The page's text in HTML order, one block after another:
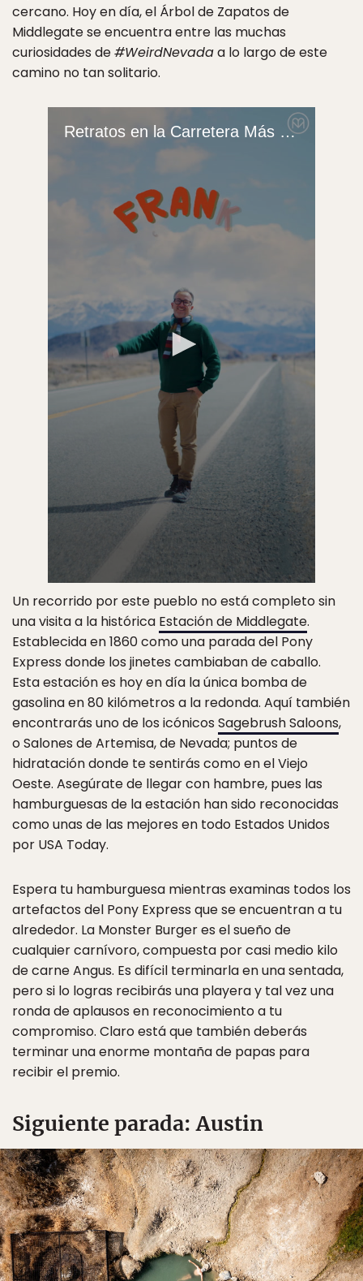
cercano. Hoy en día, el Árbol de Zapatos de
Middlegate se encuentra entre las muchas
curiosidades de#WeirdNevadaa lo largo de este
camino no tan solitario.
Un recorrido por este pueblo no está completo sin
una visita a la histórica Estación de Middlegate.
Establecida en 1860 como una parada del Pony
Express donde los jinetes cambiaban de caballo.
Esta estación es hoy en día la única bomba de
gasolina en 80 kilómetros a la redonda. Aquí también
encontrarás uno de los icónicos Sagebrush Saloons,
o Salones de Artemisa, de Nevada; puntos de
hidratación donde te sentirás como en el Viejo
Oeste. Asegúrate de llegar con hambre, pues las
hamburguesas de la estación han sido reconocidas
como unas de las mejores en todo Estados Unidos
por USA Today.
Espera tu hamburguesa mientras examinas todos los
artefactos del Pony Express que se encuentran a tu
alrededor. La Monster Burger es el sueño de
cualquier carnívoro, compuesta por casi medio kilo
de carne Angus. Es difícil terminarla en una sentada,
pero si lo logras recibirás una playera y tal vez una
ronda de aplausos en reconocimiento a tu
compromiso. Claro está que también deberás
terminar una enorme montaña de papas para
recibir el premio.
Siguiente parada: Austin